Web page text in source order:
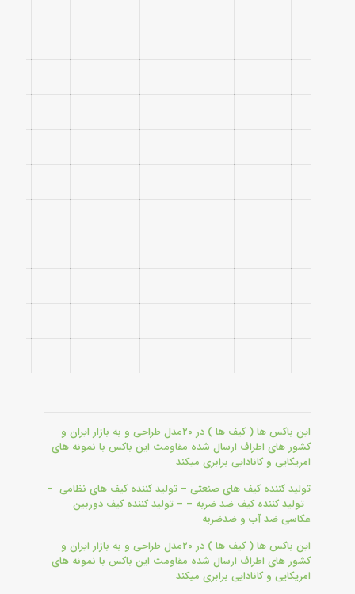
این باکس ها ( کیف ها ) در ۲۰مدل طراحی و به بازار ایران و
کشور های اطراف ارسال شده مقاومت این باکس با نمونه های
امریکایی و کانادایی برابری میکند
تولید کننده کیف های صنعتی – تولید کننده کیف های نظامی –
تولید کننده کیف ضد ضربه – – تولید کننده کیف دوربین
عکاسی ضد آب و ضدضربه
این باکس ها ( کیف ها ) در ۲۰مدل طراحی و به بازار ایران و
کشور های اطراف ارسال شده مقاومت این باکس با نمونه های
امریکایی و کانادایی برابری میکند